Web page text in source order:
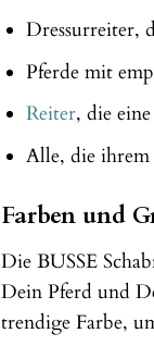
Dressurreiter,
Pferde mit
Reiter, die
Alle, die ihrem
Farben und
Die BUSSE
Dein Pferd und
trendige Farbe,